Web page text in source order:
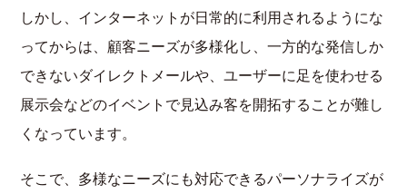
しかし、インターネットが日常的に利用されるようにな
ってからは、顧客ニーズが多様化し、一方的な発信しか
できないダイレクトメールや、ユーザーに足を使わせる
展示会などのイベントで見込み客を開拓することが難し
くなっています。
そこで、多様なニーズにも対応できるパーソナライズが